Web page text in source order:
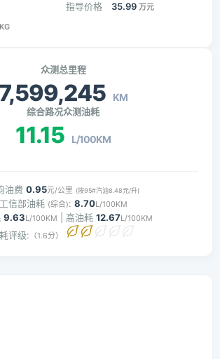
指导价格 35.99 万元
KG
众测总里程
7,599,245 KM
综合路况众测油耗
11.15 L/100KM
油费 0.95元/公里 (按95#汽油8.48元/升)
工信部油耗 (综合): 8.70L/100KM
9.63L/100KM | 高油耗 12.67L/100KM
评级: （1.6分）